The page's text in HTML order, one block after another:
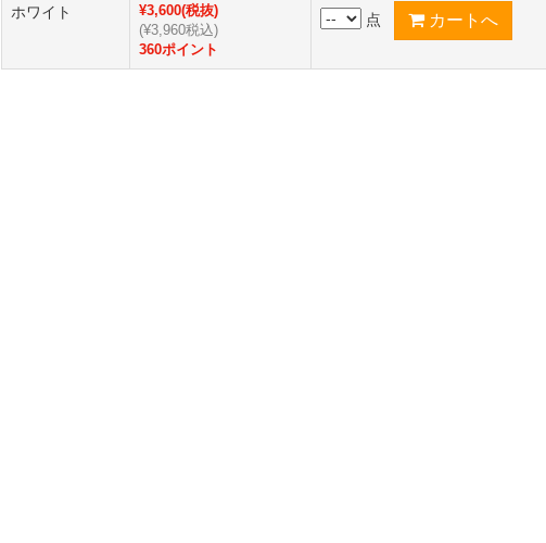
ホワイト
¥3,600(税抜)
(¥3,960税込)
360ポイント
点